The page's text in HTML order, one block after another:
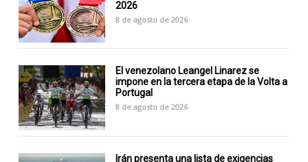
2026
8 de agosto de 2026
El venezolano Leangel Linarez se
impone en la tercera etapa de la Volta a
Portugal
8 de agosto de 2026
Irán presenta una lista de exigencias